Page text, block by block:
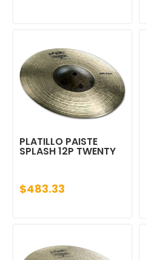
PLATILLO PAISTE
SPLASH 12P TWENTY
$483.33